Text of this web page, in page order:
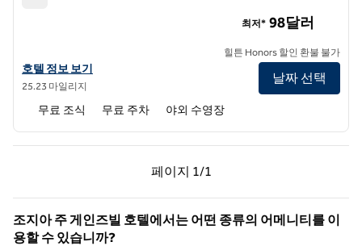
햄튼 인 앤 스위트 존스 크릭의 호텔 정보 보기
호텔 정보 보기
25.23 마일리지
최저* 98달러
힐튼 Honors 할인 환불 불가
날짜 선택
무료 조식 무료 주차 야외 수영장
페이지 1/1
이전 페이지, 1/1
페이지 1/1
조지아 주 게인즈빌 호텔에서는 어떤 종류의 어메니티를 이
용할 수 있습니까?